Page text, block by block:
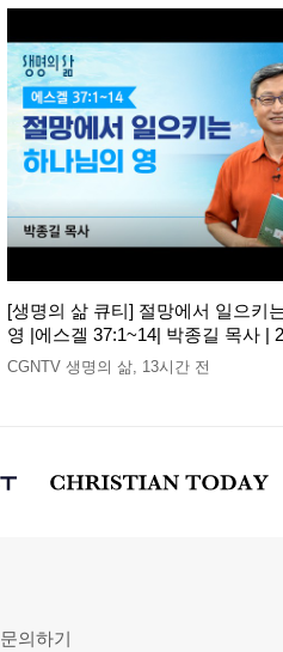
[생명의 삶 큐티] 절망에서 일으키
영 |에스겔 37:1~14| 박종길 목사 |
CGNTV 생명의 삶, 13시간 전
문의하기